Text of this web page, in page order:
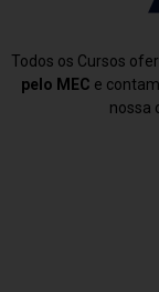
Todos os Cursos
pelo MEC e
nossa